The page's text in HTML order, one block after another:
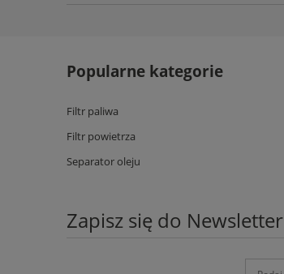
Popularne kategorie
Filtr paliwa
Filtr powietrza
Separator oleju
Zapisz się do Newsletter